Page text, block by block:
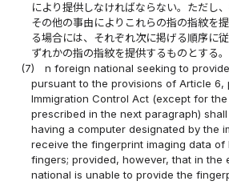
により提供しなければならない。ただし
その他の事由によりこれらの指の指紋を
る場合には、それぞれ次に掲げる順序に
ずれかの指の指紋を提供するものとする。
(7)
n foreign national seeking to
pursuant to the provisions of Article 6,
Immigration Control Act (except for
prescribed in the next paragraph)
having a computer designated by the
receive the fingerprint imaging data
fingers; provided, however, that in the
national is unable to provide the